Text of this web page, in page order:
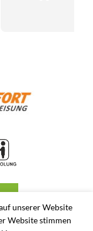
und Second Hand
unserer Website
Website stimmen